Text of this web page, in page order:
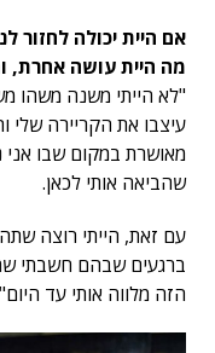
אם היית יכולה
מה היית עושה אחרת,
"לא הייתי משנה משהו
עיצבו את הקריירה שלי
מאושרת במקום שבו
שהביאה אותי לכאן.
עם זאת, הייתי רוצה
ברגעים שבהם חשבתי
הזה מלווה אותי עד